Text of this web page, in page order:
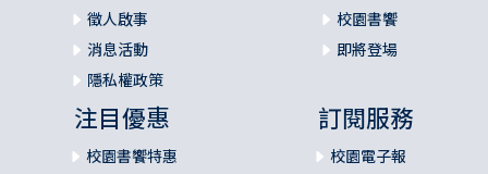
徵人啟事
消息活動
隱私權政策
校園書饗
即將登場
注目優惠
校園書饗特惠
訂閱服務
校園電子報